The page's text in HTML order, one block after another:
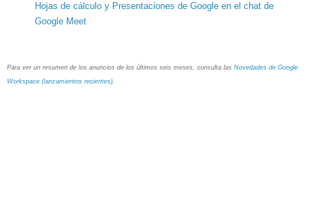
Hojas de cálculo y Presentaciones de Google en el chat de
Google Meet
Para ver un resumen de los anuncios de los últimos seis meses, consulta las Novedades de Google
Workspace (lanzamientos recientes).